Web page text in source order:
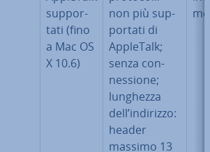
sup­por­
ta­ti (fino
a Mac OS
X 10.6)
non più sup­
por­ta­ti di
AppleTalk;
senza con­
nes­sio­ne;
lunghezza
dell’indirizzo:
header
massimo 13